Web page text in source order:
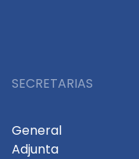
SECRETARIAS
General
Adjunta